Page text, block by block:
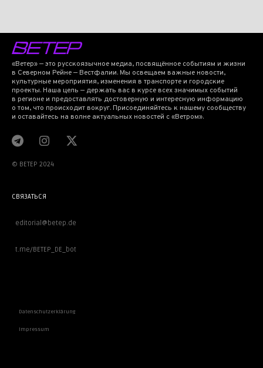
«Ветер» — это русскоязычное медиа, посвящённое событиям и жизни
в Северном Рейне — Вестфалии. Мы освещаем важные новости,
культурные мероприятия, изменения в транспорте и городские
проекты. Наша цель — держать вас в курсе всех значимых событий
в регионе и предоставлять достоверную и интересную информацию
о том, что происходит вокруг. Присоединяйтесь к нашему сообществу
и оставайтесь на волне актуальных новостей с «Ветром».
© BETEP 2024
СВЯЗАТЬСЯ
editorial@betep.de
t.me/BETEP_DE_bot
Datenschutzerklärung
Impressum